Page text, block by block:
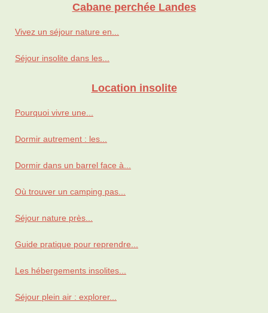
Cabane perchée Landes
Vivez un séjour nature en...
Séjour insolite dans les...
Location insolite
Pourquoi vivre une...
Dormir autrement : les...
Dormir dans un barrel face à...
Où trouver un camping pas...
Séjour nature près...
Guide pratique pour reprendre...
Les hébergements insolites...
Séjour plein air : explorer...